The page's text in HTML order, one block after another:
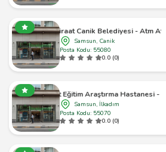
Ziraat Canik Belediyesi - Atm Atm
Samsun, Canik
Posta Kodu: 55080
0.0 (0)
Ziraat Eğitim Araştırma Hastanesi - Atm Atm
Samsun, İlkadım
Posta Kodu: 55070
0.0 (0)